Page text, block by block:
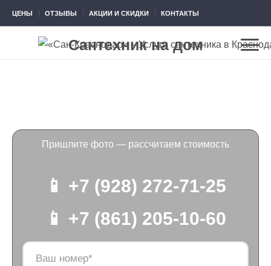
ЦЕНЫ ОТЗЫВЫ АКЦИИ И СКИДКИ КОНТАКТЫ
Сантехник на дом
Пришлите фото — рассчитаем стоимость
📱 +7 (928) 272-71-25
📱 +7 (861) 205-10-60